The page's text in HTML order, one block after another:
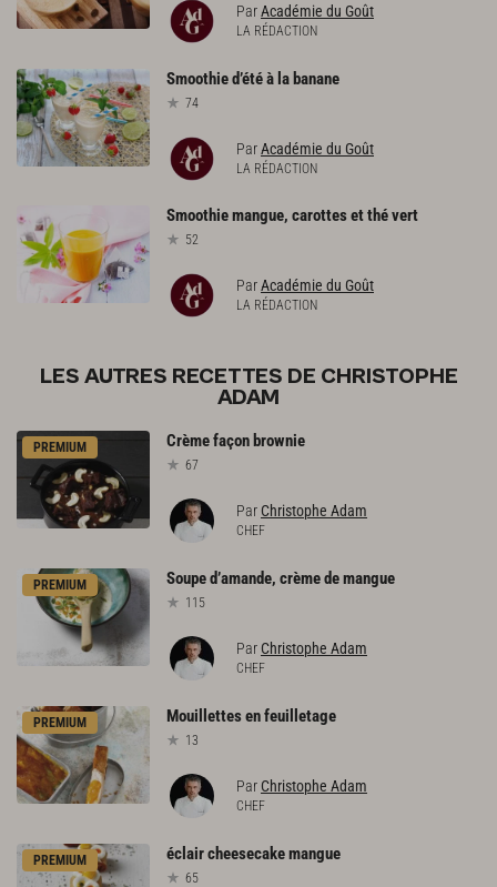
ParAcadémie du Goût
LA RÉDACTION
Smoothied’étéà la banane
74
ParAcadémie du Goût
LA RÉDACTION
Smoothiemangue, carottesetthévert
52
ParAcadémie du Goût
LA RÉDACTION
LES AUTRES RECETTES DE CHRISTOPHE
ADAM
PREMIUM Crèmefaçon brownie
67
Par Christophe Adam
CHEF
PREMIUM Souped’amande, crèmedemangue
115
Par Christophe Adam
CHEF
PREMIUM Mouillettesenfeuilletage
13
Par Christophe Adam
CHEF
PREMIUM éclaircheesecakemangue
65